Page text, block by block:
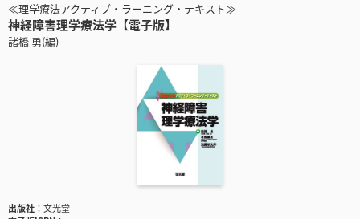
≪理学療法アクティブ・ラーニング・テキスト≫
神経障害理学療法学【電子版】
諸橋 勇(編)
出版社
文光堂